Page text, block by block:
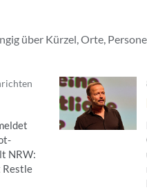
über Kürzel, Orte,
NRW:
Restle